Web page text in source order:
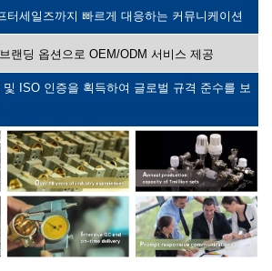
터세일즈까지 빠르게 대응하는 커뮤니케이션
랜딩 옵션으로 OEM/ODM 서비스 제공
ISO 인증을 획득하여 글로벌 규격 준수를 보